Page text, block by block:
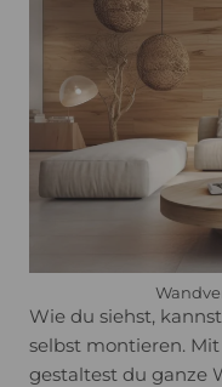
Wie du siehst,
selbst montieren.
gestaltest du ganze